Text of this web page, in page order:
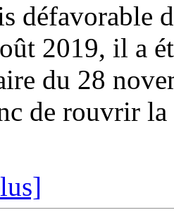
défavorable
2019, il a
du 28
de rouvrir